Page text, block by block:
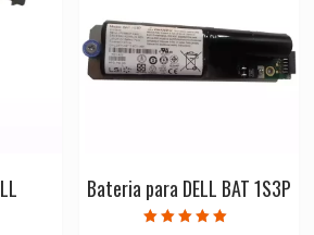
Bateria para DELL BAT 1S3P